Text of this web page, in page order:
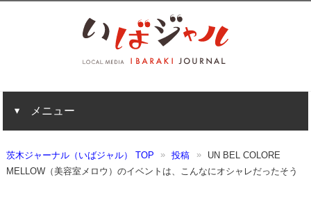
メニュー
茨木ジャーナル（いばジャル） TOP 投稿
UN BEL COLORE
MELLOW（美容室メロウ）のイベントは、こんなにオシャレだったそう